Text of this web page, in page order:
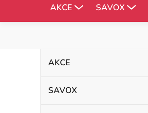
AKCE SAVOX
P
kategorie
AKCE
SAVOX